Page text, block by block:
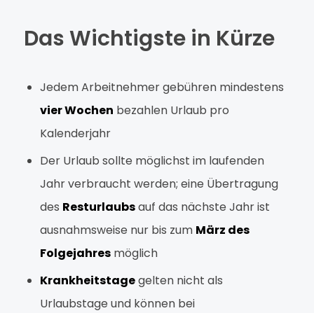
Das Wichtigste in Kürze
Jedem Arbeitnehmer gebühren mindestens
vier Wochen bezahlen Urlaub pro
Kalenderjahr
Der Urlaub sollte möglichst im laufenden
Jahr verbraucht werden; eine Übertragung
des Resturlaubsauf das nächste Jahr ist
ausnahmsweise nur bis zum März des
Folgejahresmöglich
Krankheitstagegelten nicht als
Urlaubstage und können bei